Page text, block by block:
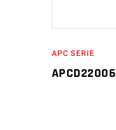
APC SERIE
APCD22006